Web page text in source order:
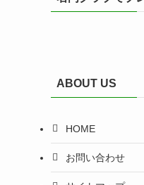
ABOUT US
HOME
お問い合わせ